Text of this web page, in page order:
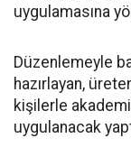
uygulamasına
Düzenlemeyle
hazırlayan,
kişilerle
uygulanacak